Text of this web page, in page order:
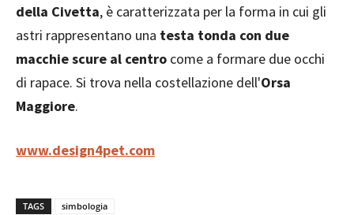
della Civetta, è caratterizzata per la forma in cui gli
astri rappresentano una testa tonda con due
macchie scure al centro come a formare due occhi
di rapace. Si trova nella costellazione dell'Orsa
Maggiore.
www.design4pet.com
TAGS simbologia